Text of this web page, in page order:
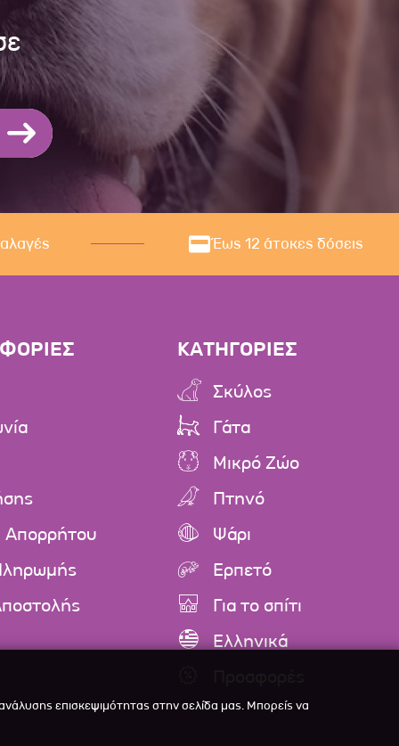
Έως 12 άτοκες δόσεις
Απορρήτου
ΚΑΤΗΓΟΡΙΕΣ
Σκύλος
Γάτα
Μικρό Ζώο
Πτηνό
Ψάρι
Ερπετό
Για το σπίτι
Ελληνικά
επισκεψιμότητας στην σελίδα μας. Μπορείς να